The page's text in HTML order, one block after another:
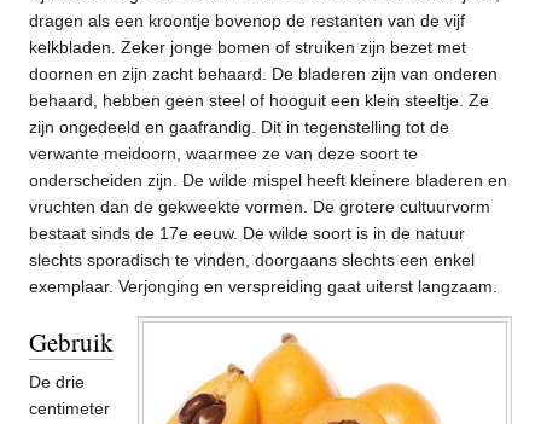
dragen als een kroontje bovenop de restanten van de vijf
kelkbladen. Zeker jonge bomen of struiken zijn bezet met
doornen en zijn zacht behaard. De bladeren zijn van onderen
behaard, hebben geen steel of hooguit een klein steeltje. Ze
zijn ongedeeld en gaafrandig. Dit in tegenstelling tot de
verwante meidoorn, waarmee ze van deze soort te
onderscheiden zijn. De wilde mispel heeft kleinere bladeren en
vruchten dan de gekweekte vormen. De grotere cultuurvorm
bestaat sinds de 17e eeuw. De wilde soort is in de natuur
slechts sporadisch te vinden, doorgaans slechts een enkel
exemplaar. Verjonging en verspreiding gaat uiterst langzaam.
Gebruikstoepassingen
De drie
centimeter